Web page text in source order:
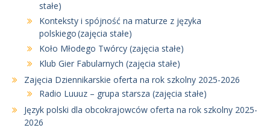
stałe)
Konteksty i spójność na maturze z języka
polskiego (zajęcia stałe)
Koło Młodego Twórcy (zajęcia stałe)
Klub Gier Fabularnych (zajęcia stałe)
Zajęcia Dziennikarskie oferta na rok szkolny 2025-2026
Radio Luuuz – grupa starsza (zajęcia stałe)
Język polski dla obcokrajowców oferta na rok szkolny 2025-
2026